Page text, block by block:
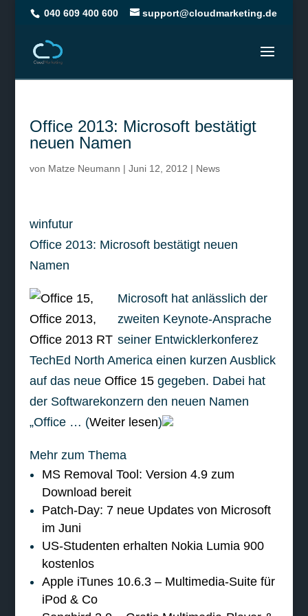
040 609 400 600 support@cloudmarketing.de
Office 2013: Microsoft bestätigt
neuen Namen
von Matze Neumann | Juni 12, 2012 | News
winfutur
Office 2013: Microsoft bestätigt neuen
Namen
Microsoft hat anlässlich der
zweiten Keynote-Ansprache
seiner Entwicklerkonferez
TechEd North America einen kurzen Ausblick
auf das neue Office 15gegeben. Dabei hat
der Softwarekonzern den neuen Namen
„Office … (Weiter lesen)
Mehr zum Thema
MS Removal Tool: Version 4.9 zum
Download bereit
Patch-Day: 7 neue Updates von Microsoft
im Juni
US-Studenten erhalten Nokia Lumia 900
kostenlos
Apple iTunes 10.6.3 – Multimedia-Suite für
iPod & Co